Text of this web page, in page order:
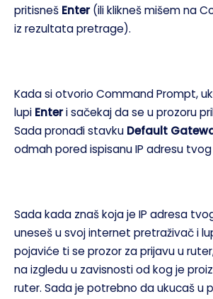
pritisneš Enter(ili klikneš mišem na
iz rezultata pretrage).
Kada si otvorio Command Prompt,
lupi Enteri sačekaj da se u prozoru
Sada pronađi stavku Default
odmah pored ispisanu IP adresu
Sada kada znaš koja je IP adresa
uneseš u svoj internet pretraživač i
pojaviće ti se prozor za prijavu u
na izgledu u zavisnosti od kog je
ruter. Sada je potrebno da ukucaš u